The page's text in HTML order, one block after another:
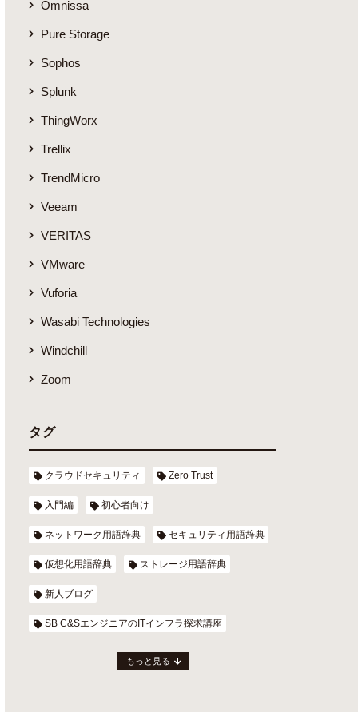
Omnissa
Pure Storage
Sophos
Splunk
ThingWorx
Trellix
TrendMicro
Veeam
VERITAS
VMware
Vuforia
Wasabi Technologies
Windchill
Zoom
タグ
クラウドセキュリティ Zero Trust
入門編 初心者向け
ネットワーク用語辞典 セキュリティ用語辞典
仮想化用語辞典 ストレージ用語辞典
新人ブログ
SB C&SエンジニアのITインフラ探求講座
もっと見る